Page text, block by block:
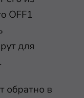
OFF1
для
обратно в